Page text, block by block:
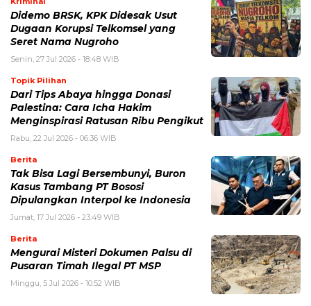
Didemo BRSK, KPK Didesak Usut
Dugaan Korupsi Telkomsel yang
Seret Nama Nugroho
Senin, 27 Jul 2026 - 18:48 WIB
Topik Pilihan
Dari Tips Abaya hingga Donasi
Palestina: Cara Icha Hakim
Menginspirasi Ratusan Ribu Pengikut
Rabu, 22 Jul 2026 - 06:36 WIB
Berita
Tak Bisa Lagi Bersembunyi, Buron
Kasus Tambang PT Bososi
Dipulangkan Interpol ke Indonesia
Jumat, 17 Jul 2026 - 23:49 WIB
Berita
Mengurai Misteri Dokumen Palsu di
Pusaran Timah Ilegal PT MSP
Minggu, 5 Jul 2026 - 10:52 WIB